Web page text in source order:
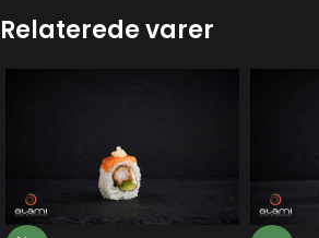
Relaterede varer